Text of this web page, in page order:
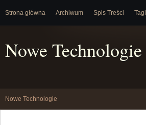
Strona główna Archiwum Spis Treści Tagi
Nowe Technologie
Nowe Technologie